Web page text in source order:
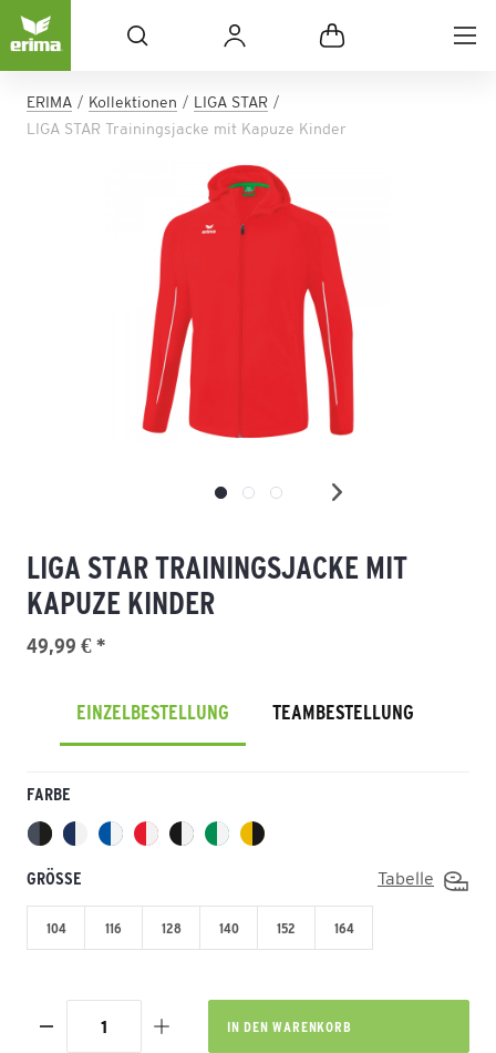
ERIMA Kollektionen
LIGA STAR
LIGA STAR Trainingsjacke mit Kapuze Kinder
LIGA STAR TRAININGSJACKE MIT
KAPUZE KINDER
49,99 € *
EINZELBESTELLUNG TEAMBESTELLUNG
FARBE
GRÖSSE Tabelle
104 116 128 140 152 164
IN DEN WARENKORB